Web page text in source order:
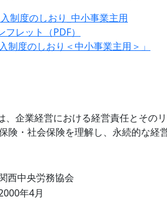
レット（PDF）
制度のしおり＜中小事業主用＞」
、企業経営における経営責任とその
険・社会保険を理解し、永続的な経
西中央労務協会
年4月